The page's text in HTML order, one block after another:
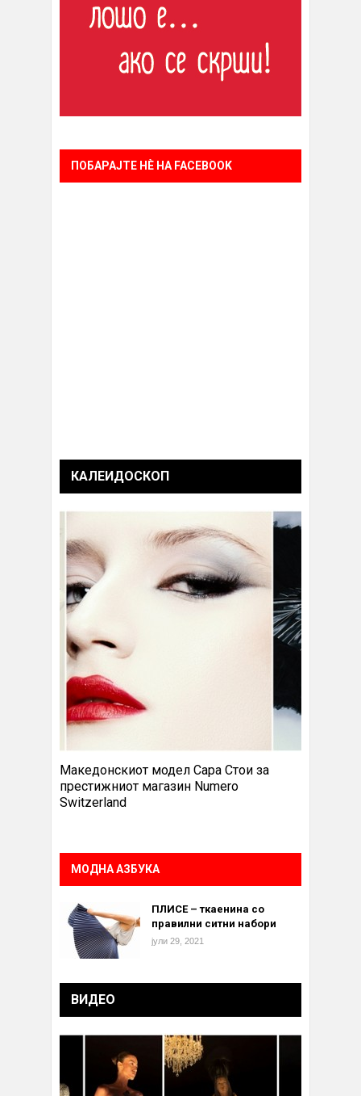
ПОБАРАЈТЕ НÈ НА FACEBOOK
КАЛЕИДОСКОП
Македонскиот модел Сара Стои за
престижниот магазин Numero
Switzerland
МОДНА АЗБУКА
ПЛИСЕ – ткаенина со
правилни ситни набори
јули 29, 2021
ВИДЕО